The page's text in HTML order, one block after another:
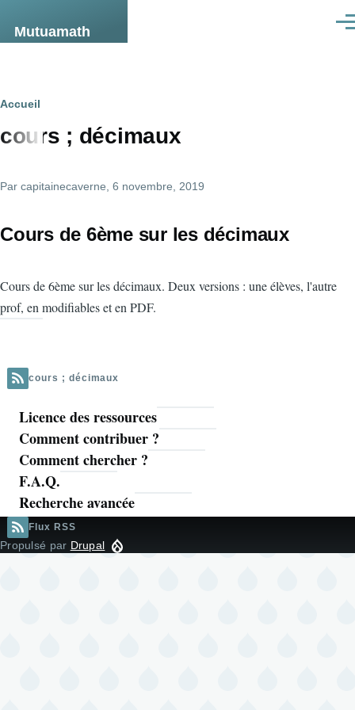
Mutuamath
Fil
d'Ariane
Accueil
cours ; décimaux
Par capitainecaverne , 6 novembre, 2019
Cours de 6ème sur les décimaux
Cours de 6ème sur les décimaux. Deux versions : une élèves, l'autre
prof, en modifiables et en PDF.
cours ; décimaux
Navigation
principale
Licence des ressources
Comment contribuer ?
Comment chercher ?
F.A.Q.
Recherche avancée
Flux RSS
Propulsé par Drupal